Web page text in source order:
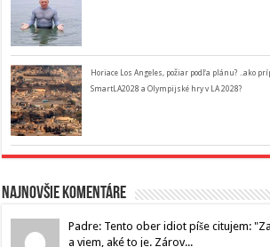
Horiace Los Angeles, požiar podľa plánu? ..ako
SmartLA2028 a Olympijské hry v LA 2028?
Najnovšie komentáre
Padre: Tento ober idiot píše citujem:
a viem, aké to je. Zárov...